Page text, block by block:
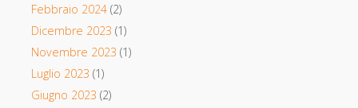
Febbraio 2024(2)
Dicembre 2023 (1)
Novembre 2023 (1)
Luglio 2023 (1)
Giugno 2023 (2)